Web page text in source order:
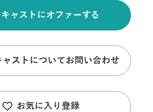
キャストにオファーする
ャストについてお問い合わせ
お気に入り登録